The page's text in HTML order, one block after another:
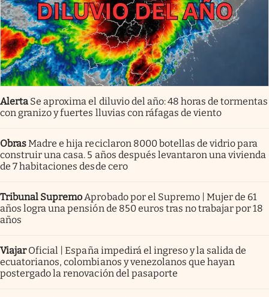
Alerta Se aproxima el diluvio del año: 48 horas de tormentas
con granizo y fuertes lluvias con ráfagas de viento
ObrasMadre e hija reciclaron 8000 botellas de vidrio para
construir una casa. 5 años después levantaron una vivienda
de 7 habitaciones desde cero
Tribunal Supremo Aprobado por el Supremo | Mujer de 61
años logra una pensión de 850 euros tras no trabajar por 18
años
Viajar Oficial | España impedirá el ingreso y la salida de
ecuatorianos, colombianos y venezolanos que hayan
postergado la renovación del pasaporte